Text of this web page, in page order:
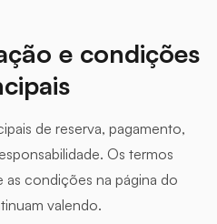
e condições
de reserva, pagamento,
Os termos
condições na página do
valendo.